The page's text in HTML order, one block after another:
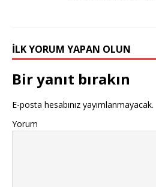
İLK YORUM YAPAN OLUN
Bir yanıt bırakın
E-posta hesabınız yayımlanmayacak.
Yorum